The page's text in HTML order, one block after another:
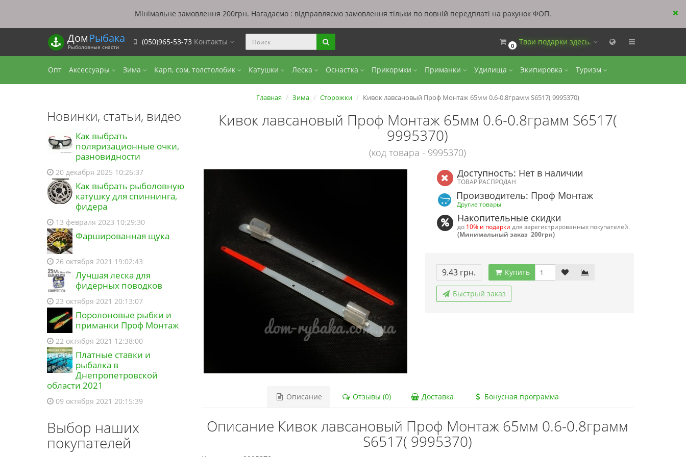
Мінімальне замовлення 200грн. Нагадаємо : відправляємо замовлення тільки по повній передплаті на рахунок ФОП.
ДомРыбака
Рыболовные снасти
(050)965-53-73 Контакты 0 Твои подарки здесь.
Опт Аксессуары Зима Карп, сом, толстолобик Катушки Леска Оснастка Прикормки Приманки Удилища Экипировка Туризм
Новинки, статьи, видео
Как выбрать
поляризационные очки,
разновидности
20 декабря 2025 10:26:37
Как выбрать рыболовную
катушку для спиннинга,
фидера
13 февраля 2023 10:29:30
Фаршированная щука
26 октября 2021 19:02:43
Лучшая леска для
фидерных поводков
23 октября 2021 20:13:07
Поролоновые рыбки и
приманки Проф Монтаж
22 октября 2021 12:38:00
Платные ставки и
рыбалка в
Днепропетровской
области 2021
09 октября 2021 20:15:39
Выбор наших
покупателей
Главная Зима Сторожки Кивок лавсановый Проф Монтаж 65мм 0.6-0.8грамм S6517( 9995370)
Кивок лавсановый Проф Монтаж 65мм 0.6-0.8грамм S6517(
9995370)
(код товара - 9995370)
Доступность: Нет в наличии
ТОВАР РАСПРОДАН
Производитель: Проф Монтаж
Другие товары
Накопительные скидки
до 10% и подарки для зарегистрированных покупателей.
(Минимальный заказ 200грн)
9.43 грн. Купить
Быстрый заказ
Описание Отзывы (0) Доставка Бонусная программа
Описание Кивок лавсановый Проф Монтаж 65мм 0.6-0.8грамм
S6517( 9995370)